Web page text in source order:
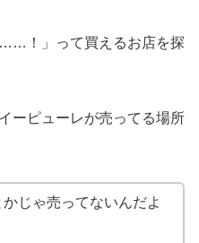
……！」って買えるお店を探
ーピューレが売ってる場所
じゃ売ってないんだよ